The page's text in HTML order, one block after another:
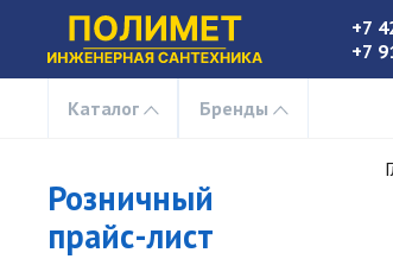
+7
+7
Каталог Бренды
Розничный
прайс-лист